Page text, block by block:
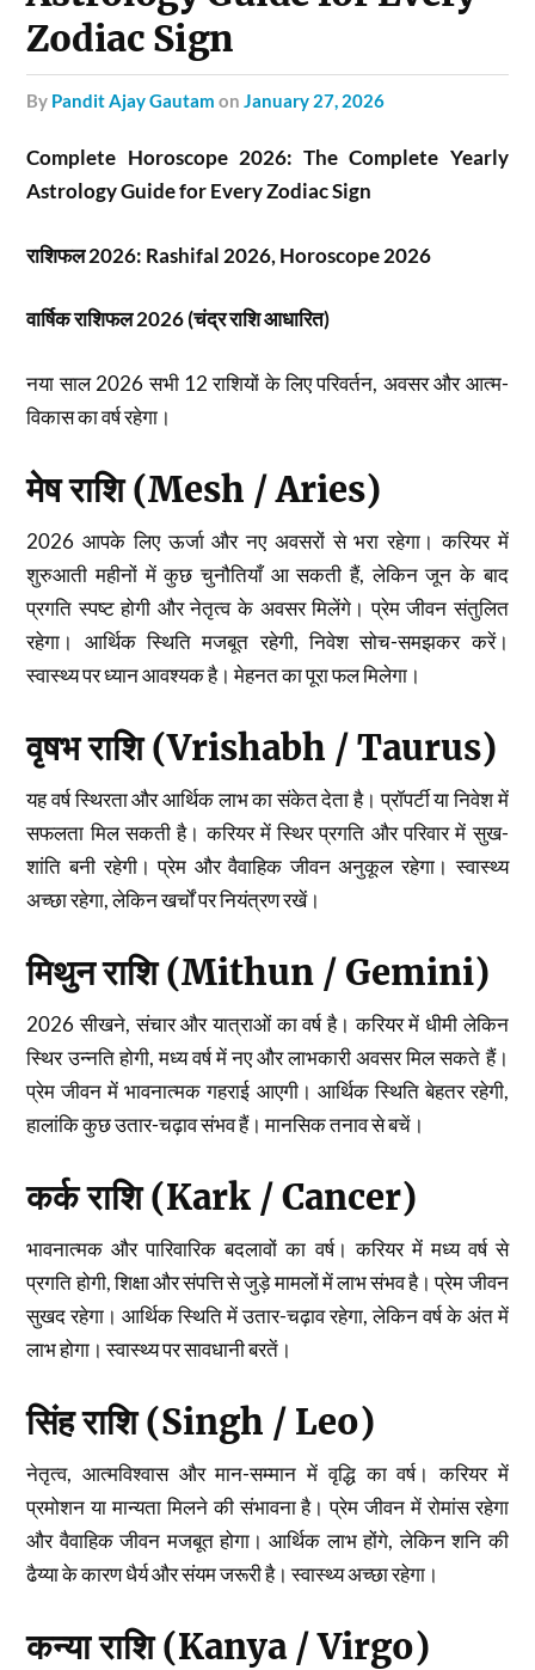
Zodiac Sign
by Pandit Ajay Gautam onJanuary 27, 2026
Complete Horoscope 2026: The Complete Yearly
Astrology Guide for Every Zodiac Sign
राशिफल 2026: Rashifal 2026, Horoscope 2026
वार्षिक राशिफल 2026 (चंद्र राशि आधारित)
नया साल 2026 सभी 12 राशियों के लिए परिवर्तन, अवसर और आत्म-
विकास का वर्ष रहेगा।
मेष राशि (Mesh / Aries)
2026 आपके लिए ऊर्जा और नए अवसरों से भरा रहेगा। करियर में
शुरुआती महीनों में कुछ चुनौतियाँ आ सकती हैं, लेकिन जून के बाद
प्रगति स्पष्ट होगी और नेतृत्व के अवसर मिलेंगे। प्रेम जीवन संतुलित
रहेगा। आर्थिक स्थिति मजबूत रहेगी, निवेश सोच-समझकर करें।
स्वास्थ्य पर ध्यान आवश्यक है। मेहनत का पूरा फल मिलेगा।
वृषभ राशि (Vrishabh / Taurus)
यह वर्ष स्थिरता और आर्थिक लाभ का संकेत देता है। प्रॉपर्टी या निवेश में
सफलता मिल सकती है। करियर में स्थिर प्रगति और परिवार में सुख-
शांति बनी रहेगी। प्रेम और वैवाहिक जीवन अनुकूल रहेगा। स्वास्थ्य
अच्छा रहेगा, लेकिन खर्चों पर नियंत्रण रखें।
मिथुन राशि (Mithun / Gemini)
2026 सीखने, संचार और यात्राओं का वर्ष है। करियर में धीमी लेकिन
स्थिर उन्नति होगी, मध्य वर्ष में नए और लाभकारी अवसर मिल सकते हैं।
प्रेम जीवन में भावनात्मक गहराई आएगी। आर्थिक स्थिति बेहतर रहेगी,
हालांकि कुछ उतार-चढ़ाव संभव हैं। मानसिक तनाव से बचें।
कर्क राशि (Kark / Cancer)
भावनात्मक और पारिवारिक बदलावों का वर्ष। करियर में मध्य वर्ष से
प्रगति होगी, शिक्षा और संपत्ति से जुड़े मामलों में लाभ संभव है। प्रेम जीवन
सुखद रहेगा। आर्थिक स्थिति में उतार-चढ़ाव रहेगा, लेकिन वर्ष के अंत में
लाभ होगा। स्वास्थ्य पर सावधानी बरतें।
सिंह राशि (Singh / Leo)
नेतृत्व, आत्मविश्वास और मान-सम्मान में वृद्धि का वर्ष। करियर में
प्रमोशन या मान्यता मिलने की संभावना है। प्रेम जीवन में रोमांस रहेगा
और वैवाहिक जीवन मजबूत होगा। आर्थिक लाभ होंगे, लेकिन शनि की
ढैय्या के कारण धैर्य और संयम जरूरी है। स्वास्थ्य अच्छा रहेगा।
कन्या राशि (Kanya / Virgo)